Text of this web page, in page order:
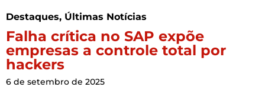
Destaques, Últimas Notícias
Falha crítica no SAP expõe
empresas a controle total por
hackers
6 de setembro de 2025